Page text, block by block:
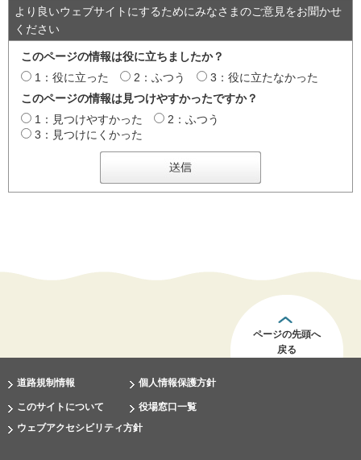
より良いウェブサイトにするためにみなさまのご意見をお聞かせ
ください
このページの情報は役に立ちましたか？
1：役に立った
2：ふつう
3：役に立たなかった
このページの情報は見つけやすかったですか？
1：見つけやすかった
2：ふつう
3：見つけにくかった
ページの先頭へ
戻る
道路規制情報 個人情報保護方針
このサイトについて
役場窓口一覧
ウェブアクセシビリティ方針